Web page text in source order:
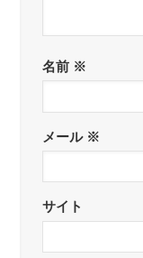
名前 ※
メール ※
サイト